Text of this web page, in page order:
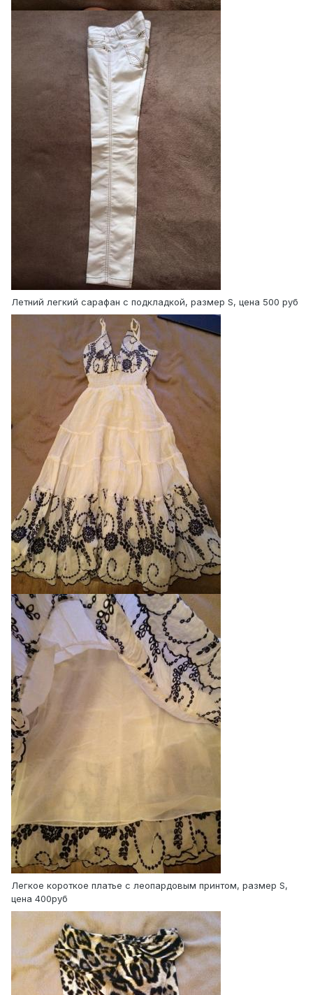
Летний легкий сарафан с подкладкой, размер S, цена 500 руб
Легкое короткое платье с леопардовым принтом, размер S,
цена 400руб